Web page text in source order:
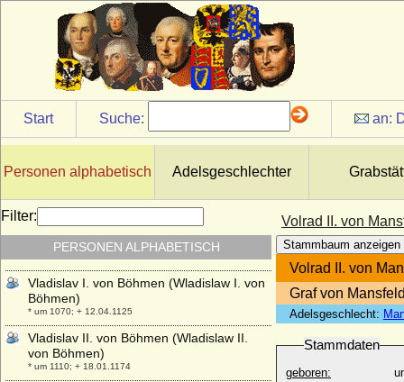
Start Suche: an:
Personen alphabetisch Adelsgeschlechter
Volrad II. von
Stammbaum anzeigen
Volrad II. von
Graf von
Adelsgeschlecht:
Stammdaten
geboren:
Filter:
PERSONEN ALPHABETISCH
Vittorio Emanuele I. von Savoyen (Viktor
Emanuel I. von Sardinien-Piemont)
* 24.07.1759; + 10.01.1824
Vittorio Emanuele II. von Savoyen (Viktor
Emanuel II.)
Vittorio Emanuele III. di Savoia (Viktor
Emanuel III. von Savoyen)
* 11.02.1963;
Vladimir Moltke-Huitfeldt (Wladimir Moltke-
Huitfeld), Graf
Vladislav I. von Böhmen (Wladislaw I. von
Böhmen)
* um 1070; + 12.04.1125
Vladislav II. von Böhmen (Wladislaw II.
von Böhmen)
* um 1110; + 18.01.1174